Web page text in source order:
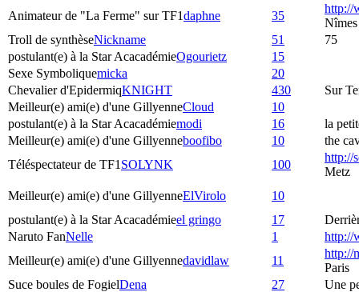
Animateur de "La Ferme" sur TF1daphne 35
http://
Nîmes
Troll de synthèseNickname 51
75
postulant(e) à la Star AcacadémieOgourietz
15
Sexe Symboliquemicka
20
Chevalier d'EpidermiqKNIGHT 430
Sur
Meilleur(e) ami(e) d'une GillyenneCloud
10
postulant(e) à la Star Acacadémiemodi 16
la
Meilleur(e) ami(e) d'une Gillyenneboofibo 10
the
Téléspectateur de TF1 SOLYNK 100
http://
Metz
Meilleur(e) ami(e) d'une GillyenneElVirolo
10
postulant(e) à la Star Acacadémieel gringo 17
Naruto FanNelle 1
http://
Meilleur(e) ami(e) d'une Gillyennedavidlaw 11
http://
Paris
Suce boules de FogielDena 27
Une